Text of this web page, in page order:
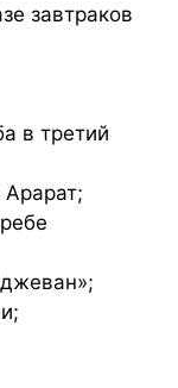
завтраков
в третий
Арарат;